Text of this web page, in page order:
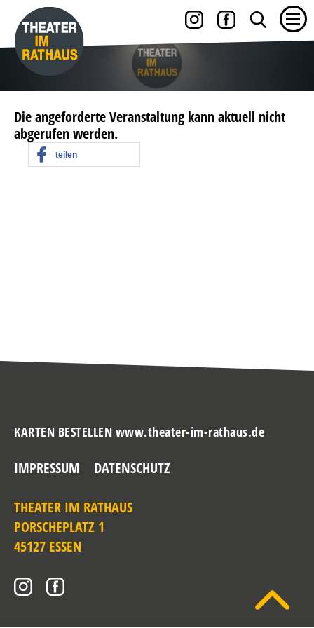
Die angeforderte Veranstaltung kann aktuell nicht
abgerufen werden.
teilen
KARTEN BESTELLEN www.theater-im-rathaus.de
IMPRESSUM DATENSCHUTZ
THEATER IM RATHAUS
PORSCHEPLATZ 1
45127 ESSEN